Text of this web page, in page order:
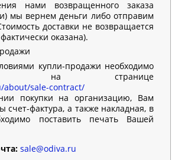
нами возвращенного заказа
мы вернем деньги либо отправим
доставки не возвращается
фактически оказана).
купли-продажи необходимо
на странице
about/sale-contract/
покупки на организацию, Вам
счет-фактура, а также накладная, в
поставить печать Вашей
sale@odiva.ru